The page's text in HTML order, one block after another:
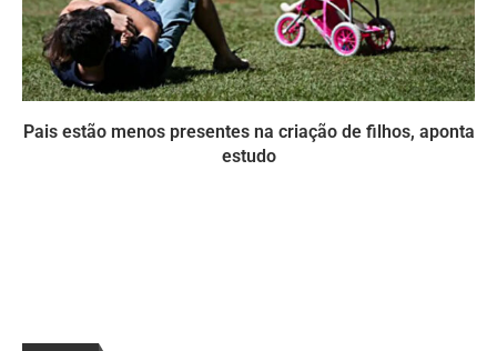
Pais estão menos presentes na criação de filhos, aponta
estudo